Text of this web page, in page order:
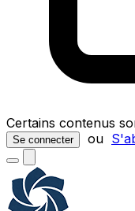
Certains contenus
Se connecter ou